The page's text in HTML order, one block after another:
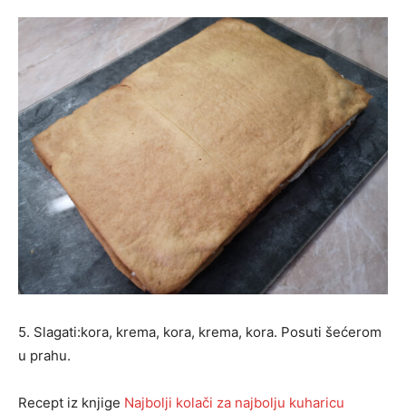
5. Slagati:kora, krema, kora, krema, kora. Posuti šećerom
u prahu.
Recept iz knjige Najbolji kolači za najbolju kuharicu